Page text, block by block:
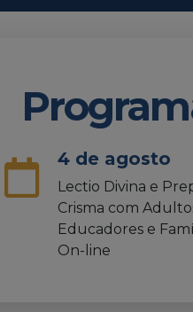
4 de agosto
Lectio Divina e
Crisma com
Educadores e
On-line